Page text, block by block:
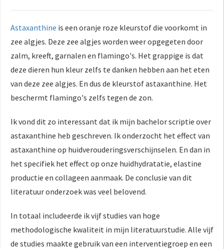
Astaxanthine is een oranje roze kleurstof die voorkomt in
zee algjes. Deze zee algjes worden weer opgegeten door
zalm, kreeft, garnalen en flamingo's. Het grappige is dat
deze dieren hun kleur zelfs te danken hebben aan het eten
van deze zee algjes. En dus de kleurstof astaxanthine. Het
beschermt flamingo's zelfs tegen de zon.
Ik vond dit zo interessant dat ik mijn bachelor scriptie over
astaxanthine heb geschreven. Ik onderzocht het effect van
astaxanthine op huidverouderingsverschijnselen. En dan in
het specifiek het effect op onze huidhydratatie, elastine
productie en collageen aanmaak. De conclusie van dit
literatuur onderzoek was veel belovend.
In totaal includeerde ik vijf studies van hoge
methodologische kwaliteit in mijn literatuurstudie. Alle vijf
de studies maakte gebruik van een interventiegroep en een